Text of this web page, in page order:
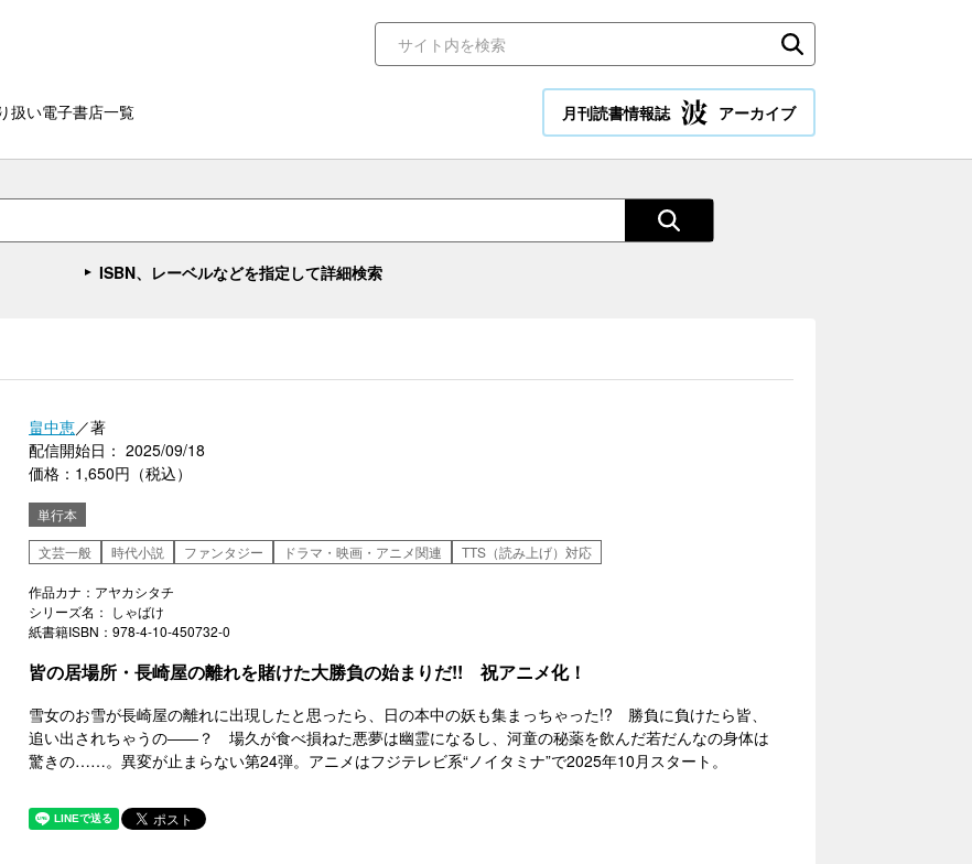
扱い電子書店一覧 月刊読書情報誌 アーカイブ
ISBN、レーベルなどを指定して詳細検索
畠中恵／著
配信開始日： 2025/09/18
価格：1,650円（税込）
単行本
文芸一般
時代小説 ファンタジー ドラマ・映画・アニメ関連 TTS（読み上げ）対応
作品カナ：アヤカシタチ
シリーズ名： しゃばけ
紙書籍ISBN：978-4-10-450732-0
皆の居場所・長崎屋の離れを賭けた大勝負の始まりだ!! 祝アニメ化！
雪女のお雪が長崎屋の離れに出現したと思ったら、日の本中の妖も集まっちゃった!? 勝負に負けたら皆、
追い出されちゃうの――？ 場久が食べ損ねた悪夢は幽霊になるし、河童の秘薬を飲んだ若だんなの身体は
驚きの……。異変が止まらない第24弾。アニメはフジテレビ系“ノイタミナ”で2025年10月スタート。